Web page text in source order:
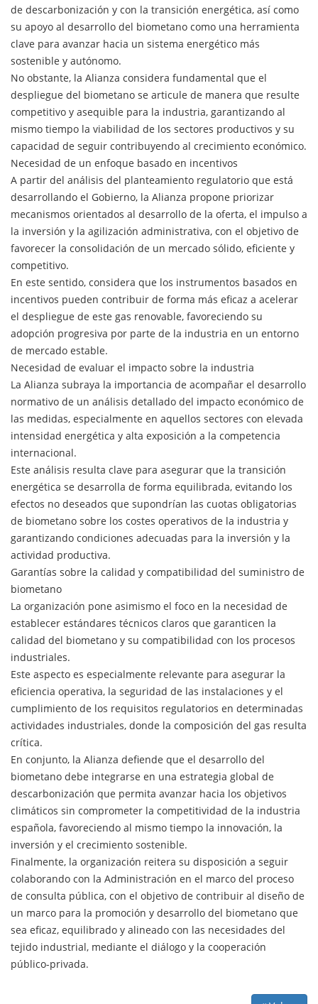
de descarbonización y con la transición energética, así como
su apoyo al desarrollo del biometano como una herramienta
clave para avanzar hacia un sistema energético más
sostenible y autónomo.
No obstante, la Alianza considera fundamental que el
despliegue del biometano se articule de manera que resulte
competitivo y asequible para la industria, garantizando al
mismo tiempo la viabilidad de los sectores productivos y su
capacidad de seguir contribuyendo al crecimiento económico.
Necesidad de un enfoque basado en incentivos
A partir del análisis del planteamiento regulatorio que está
desarrollando el Gobierno, la Alianza propone priorizar
mecanismos orientados al desarrollo de la oferta, el impulso a
la inversión y la agilización administrativa, con el objetivo de
favorecer la consolidación de un mercado sólido, eficiente y
competitivo.
En este sentido, considera que los instrumentos basados en
incentivos pueden contribuir de forma más eficaz a acelerar
el despliegue de este gas renovable, favoreciendo su
adopción progresiva por parte de la industria en un entorno
de mercado estable.
Necesidad de evaluar el impacto sobre la industria
La Alianza subraya la importancia de acompañar el desarrollo
normativo de un análisis detallado del impacto económico de
las medidas, especialmente en aquellos sectores con elevada
intensidad energética y alta exposición a la competencia
internacional.
Este análisis resulta clave para asegurar que la transición
energética se desarrolla de forma equilibrada, evitando los
efectos no deseados que supondrían las cuotas obligatorias
de biometano sobre los costes operativos de la industria y
garantizando condiciones adecuadas para la inversión y la
actividad productiva.
Garantías sobre la calidad y compatibilidad del suministro de
biometano
La organización pone asimismo el foco en la necesidad de
establecer estándares técnicos claros que garanticen la
calidad del biometano y su compatibilidad con los procesos
industriales.
Este aspecto es especialmente relevante para asegurar la
eficiencia operativa, la seguridad de las instalaciones y el
cumplimiento de los requisitos regulatorios en determinadas
actividades industriales, donde la composición del gas resulta
crítica.
En conjunto, la Alianza defiende que el desarrollo del
biometano debe integrarse en una estrategia global de
descarbonización que permita avanzar hacia los objetivos
climáticos sin comprometer la competitividad de la industria
española, favoreciendo al mismo tiempo la innovación, la
inversión y el crecimiento sostenible.
Finalmente, la organización reitera su disposición a seguir
colaborando con la Administración en el marco del proceso
de consulta pública, con el objetivo de contribuir al diseño de
un marco para la promoción y desarrollo del biometano que
sea eficaz, equilibrado y alineado con las necesidades del
tejido industrial, mediante el diálogo y la cooperación
público-privada.